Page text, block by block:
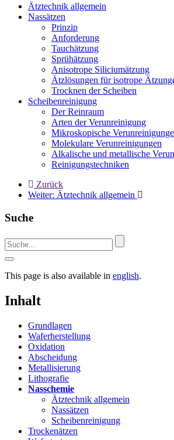
Ätztechnik allgemein
Nassätzen
Prinzip
Anforderung
Tauchätzung
Sprühätzung
Anisotrope Siliciumätzung
Ätzlösungen für isotrope
Trocknen der Scheiben
Scheibenreinigung
Der Reinraum
Arten der Verunreinigung
Mikroskopische
Molekulare Verunreinigungen
Alkalische und metallische
Reinigungstechniken
Zurück
Weiter: Ätztechnik allgemein
Suche
This page is also available in english.
Inhalt
Grundlagen
Waferherstellung
Oxidation
Abscheidung
Metallisierung
Lithografie
Nasschemie
Ätztechnik allgemein
Nassätzen
Scheibenreinigung
Trockenätzen